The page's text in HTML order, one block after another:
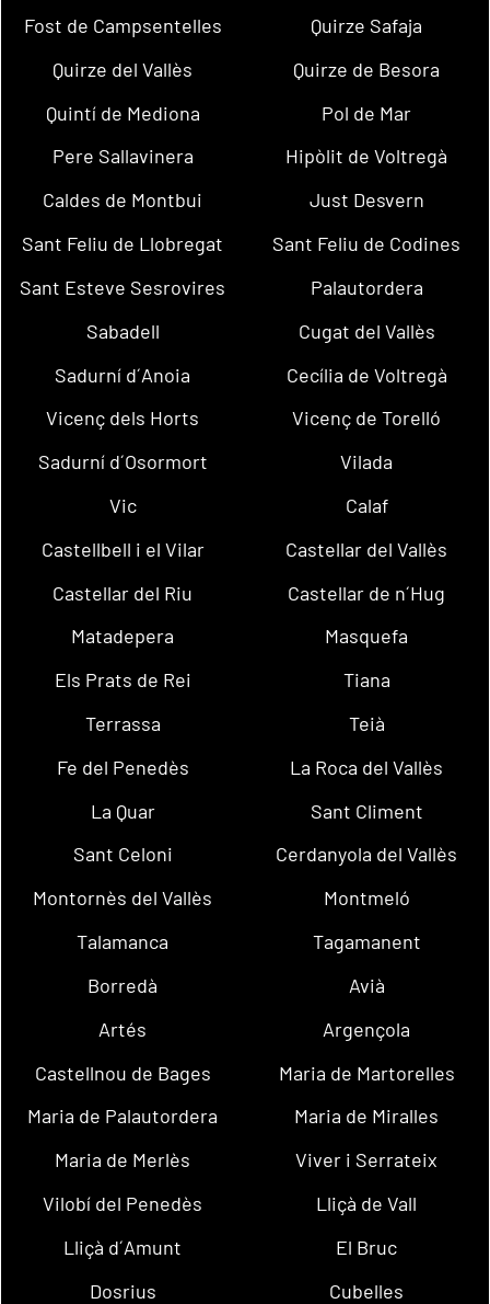
Fost de Campsentelles
Quirze Safaja
Quirze del Vallès
Quirze de Besora
Quintí de Mediona
Pol de Mar
Pere Sallavinera
Hipòlit de Voltregà
Caldes de Montbui
Just Desvern
Sant Feliu de Llobregat
Sant Feliu de Codines
Sant Esteve Sesrovires
Palautordera
Sabadell
Cugat del Vallès
Sadurní d´Anoia
Cecília de Voltregà
Vicenç dels Horts
Vicenç de Torelló
Sadurní d´Osormort
Vilada
Vic
Calaf
Castellbell i el Vilar
Castellar del Vallès
Castellar del Riu
Castellar de n´Hug
Matadepera
Masquefa
Els Prats de Rei
Tiana
Terrassa
Teià
Fe del Penedès
La Roca del Vallès
La Quar
Sant Climent
Sant Celoni
Cerdanyola del Vallès
Montornès del Vallès
Montmeló
Talamanca
Tagamanent
Borredà
Avià
Artés
Argençola
Castellnou de Bages
Maria de Martorelles
Maria de Palautordera
Maria de Miralles
Maria de Merlès
Viver i Serrateix
Vilobí del Penedès
Lliçà de Vall
Lliçà d´Amunt
El Bruc
Dosrius
Cubelles